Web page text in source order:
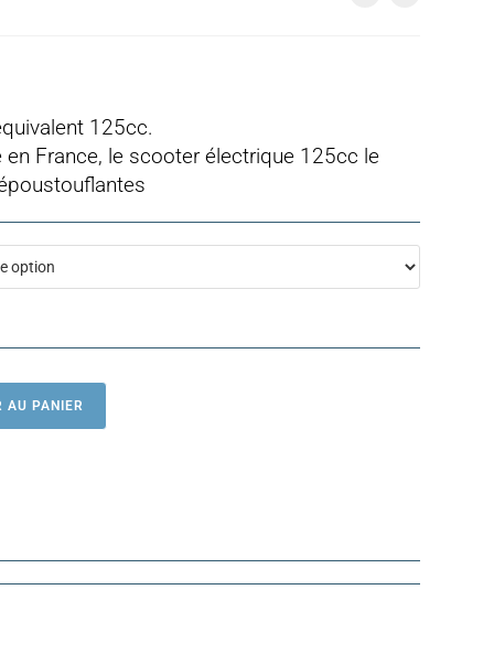
125cc.
en France, le scooter électrique 125cc le
AU PANIER